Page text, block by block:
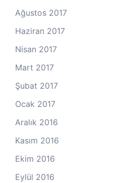
Ağustos 2017
Haziran 2017
Nisan 2017
Mart 2017
Şubat 2017
Ocak 2017
Aralık 2016
Kasım 2016
Ekim 2016
Eylül 2016